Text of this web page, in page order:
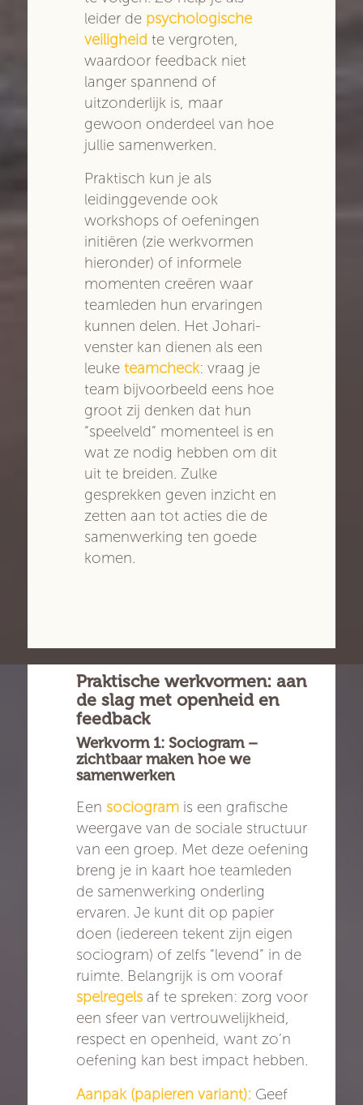
leider de psychologische
veiligheid te vergroten,
waardoor feedback niet
langer spannend of
uitzonderlijk is, maar
gewoon onderdeel van hoe
jullie samenwerken.
Praktisch kun je als
leidinggevende ook
workshops of oefeningen
initiëren (zie werkvormen
hieronder) of informele
momenten creëren waar
teamleden hun ervaringen
kunnen delen. Het Johari-
venster kan dienen als een
leuke teamcheck: vraag je
team bijvoorbeeld eens hoe
groot zij denken dat hun
“speelveld” momenteel is en
wat ze nodig hebben om dit
uit te breiden. Zulke
gesprekken geven inzicht en
zetten aan tot acties die de
samenwerking ten goede
komen.
Praktische werkvormen: aan
de slag met openheid en
feedback
Werkvorm 1: Sociogram –
zichtbaar maken hoe we
samenwerken
Een sociogramis een grafische
weergave van de sociale structuur
van een groep. Met deze oefening
breng je in kaart hoe teamleden
de samenwerking onderling
ervaren. Je kunt dit op papier
doen (iedereen tekent zijn eigen
sociogram) of zelfs “levend” in de
ruimte. Belangrijk is om vooraf
spelregelsaf te spreken: zorg voor
een sfeer van vertrouwelijkheid,
respect en openheid, want zo’n
oefening kan best impact hebben.
Aanpak (papieren variant): Geef